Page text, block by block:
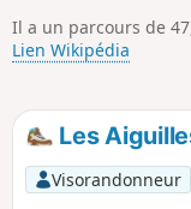
Il a un parcours de
Lien Wikipédia
Les
Visorandonneur